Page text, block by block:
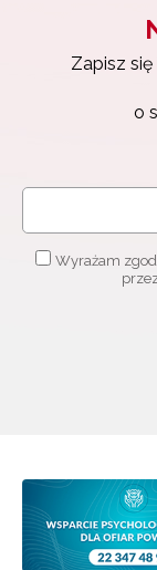
Zapisz
o
Wyrażam